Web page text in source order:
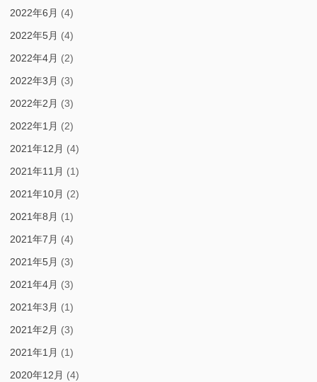
2022年6月 (4)
2022年5月 (4)
2022年4月 (2)
2022年3月 (3)
2022年2月 (3)
2022年1月 (2)
2021年12月 (4)
2021年11月 (1)
2021年10月 (2)
2021年8月 (1)
2021年7月 (4)
2021年5月 (3)
2021年4月 (3)
2021年3月 (1)
2021年2月 (3)
2021年1月 (1)
2020年12月 (4)